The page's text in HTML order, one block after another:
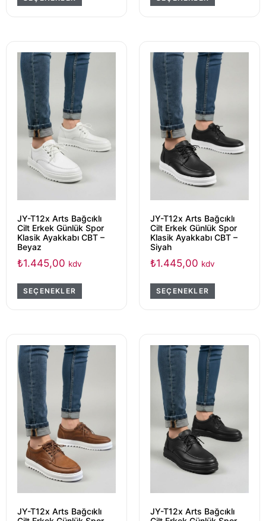
JY-T12x Arts Bağcıklı
Cilt Erkek Günlük Spor
Klasik Ayakkabı CBT –
Beyaz
₺1.445,00 kdv
SEÇENEKLER
JY-T12x Arts Bağcıklı
Cilt Erkek Günlük Spor
Klasik Ayakkabı CBT –
Siyah
₺1.445,00 kdv
SEÇENEKLER
JY-T12x Arts Bağcıklı
JY-T12x Arts Bağcıklı